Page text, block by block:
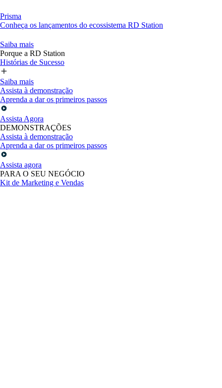
Prisma
Conheça os lançamentos do ecossistema RD Station
Saiba mais
Porque a RD Station
Histórias de Sucesso
Saiba mais
Assista à demonstração
Aprenda a dar os primeiros passos
Assista Agora
DEMONSTRAÇÕES
Assista à demonstração
Aprenda a dar os primeiros passos
Assista agora
PARA O SEU NEGÓCIO
Kit de Marketing e Vendas